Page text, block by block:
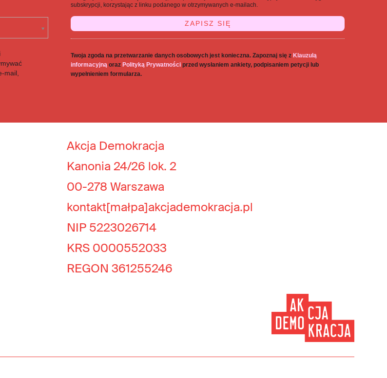
mail,
subskrypcji, korzystając z linku podanego w otrzymywanych e-mailach.
Twoja zgoda na przetwarzanie danych osobowych jest konieczna. Zapoznaj się z Klauzulą
informacyjną oraz Polityką Prywatności przed wysłaniem ankiety, podpisaniem petycji lub
wypełnieniem formularza.
Akcja Demokracja
Kanonia 24/26 lok. 2
00-278 Warszawa
kontakt[małpa]akcjademokracja.pl
NIP 5223026714
KRS 0000552033
REGON 361255246